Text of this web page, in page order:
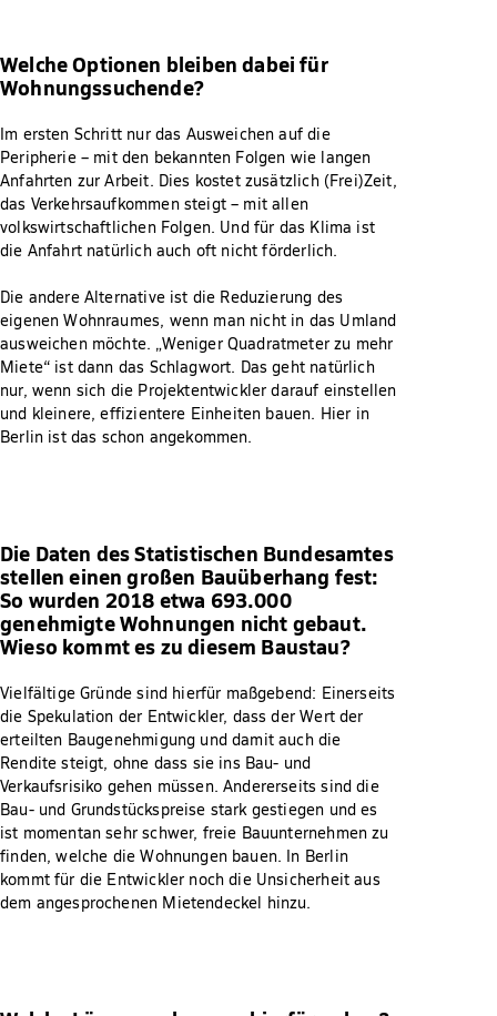
Welche Optionen bleiben dabei für
Wohnungssuchende?
Im ersten Schritt nur das Ausweichen auf die
Peripherie – mit den bekannten Folgen wie langen
Anfahrten zur Arbeit. Dies kostet zusätzlich (Frei)Zeit,
das Verkehrsaufkommen steigt – mit allen
volkswirtschaftlichen Folgen. Und für das Klima ist
die Anfahrt natürlich auch oft nicht förderlich.
Die andere Alternative ist die Reduzierung des
eigenen Wohnraumes, wenn man nicht in das Umland
ausweichen möchte. „Weniger Quadratmeter zu mehr
Miete“ ist dann das Schlagwort. Das geht natürlich
nur, wenn sich die Projektentwickler darauf einstellen
und kleinere, effizientere Einheiten bauen. Hier in
Berlin ist das schon angekommen.
Die Daten des Statistischen Bundesamtes
stellen einen großen Bauüberhang fest:
So wurden 2018 etwa 693.000
genehmigte Wohnungen nicht gebaut.
Wieso kommt es zu diesem Baustau?
Vielfältige Gründe sind hierfür maßgebend: Einerseits
die Spekulation der Entwickler, dass der Wert der
erteilten Baugenehmigung und damit auch die
Rendite steigt, ohne dass sie ins Bau- und
Verkaufsrisiko gehen müssen. Andererseits sind die
Bau- und Grundstückspreise stark gestiegen und es
ist momentan sehr schwer, freie Bauunternehmen zu
finden, welche die Wohnungen bauen. In Berlin
kommt für die Entwickler noch die Unsicherheit aus
dem angesprochenen Mietendeckel hinzu.